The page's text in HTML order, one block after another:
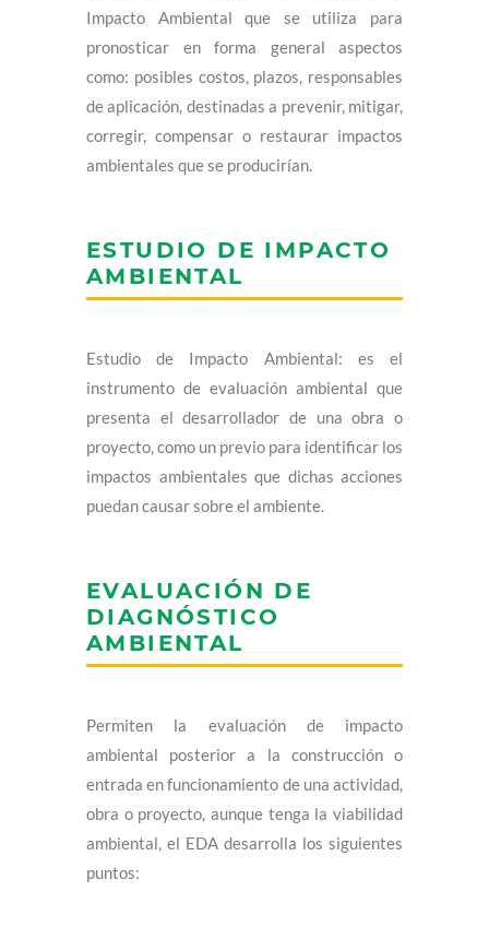
Impacto Ambiental que se utiliza para
pronosticar en forma general aspectos
como: posibles costos, plazos, responsables
de aplicación, destinadas a prevenir, mitigar,
corregir, compensar o restaurar impactos
ambientales que se producirían.
ESTUDIO DE IMPACTO
AMBIENTAL
Estudio de Impacto Ambiental: es el
instrumento de evaluación ambiental que
presenta el desarrollador de una obra o
proyecto, como un previo para identificar los
impactos ambientales que dichas acciones
puedan causar sobre el ambiente.
EVALUACIÓN DE
DIAGNÓSTICO
AMBIENTAL
Permiten la evaluación de impacto
ambiental posterior a la construcción o
entrada en funcionamiento de una actividad,
obra o proyecto, aunque tenga la viabilidad
ambiental, el EDA desarrolla los siguientes
puntos: